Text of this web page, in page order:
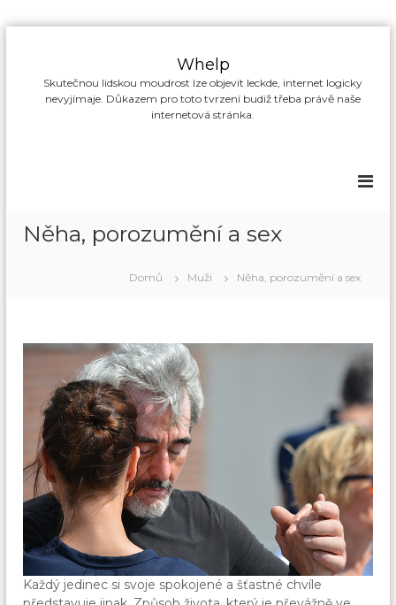
Whelp
Skutečnou lidskou moudrost lze objevit leckde, internet logicky
nevyjímaje. Důkazem pro toto tvrzení budiž třeba právě naše
internetová stránka.
Něha, porozumění a sex
Domů Muži Něha, porozumění a sex
Každý jedinec si svoje spokojené a šťastné chvíle